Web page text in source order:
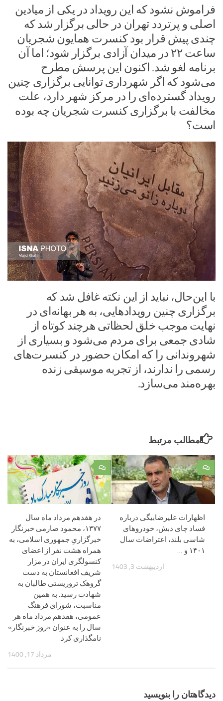
فراموش نشود که این رویداد در یکی از میادین
اصلی و پرتردد تهران در حالی برگزار شد که
چندی پیش قرار بود کنسرت همایون شجریان
ساعت ۲۲ در میدان آزادی برگزار شود؛ اما آن
برنامه لغو شد. اکنون این پرسش مطرح
می‌شود که اگر شهرداری توانایی برگزاری چنین
رویداد گسترده‌ای را در مرکز شهر دارد، علت
مخالفت با برگزاری کنسرت شجریان چه بوده
است؟
با این‌حال، نباید از این نکته غافل شد که
برگزاری چنین رویدادهایی، به هر بهانه‌ای در
نهایت موجب خلق لحظاتی هرچند کوتاه از
شادی جمعی برای مردم می‌شود و بسیاری از
شهروندانی را که امکان حضور در کنسرت‌های
رسمی را ندارند، از تجربه موسیقی زنده
بهره‌مند می‌سازد.
مطالب مرتبط
۰
در هفدهم مرداد ماه سال
۱۳۷۷، محمود صارمی خبرنگار
خبرگزاریِ جمهوری اسلامی، به
همراه هشت نفر از اعضای
کنسولگری ایران در مزار
شریف افغانستان به دست
گروهک تروریستی طالبان به
شهادت رسید. به همین
مناسبت، شورای فرهنگ
عمومی، هفدهم مرداد ماه هر
سال را به عنوان «روز خبرنگار»
نامگذاری کرد.
مرداد 17, 1400
۰
اظهارات علیرضابیگی درباره
فساد چای دبش، خودرو‌های
شاسی بلند، اعتراضات سال
۱۴۰۱ و …
اردیبهشت 3, 1403
دیدگاهتان را بنویسید